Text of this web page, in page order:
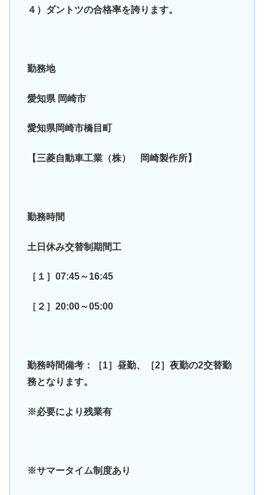
４）ダントツの合格率を誇ります。
勤務地
愛知県 岡崎市
愛知県岡崎市橋目町
【三菱自動車工業（株） 岡崎製作所】
勤務時間
土日休み交替制期間工
［１］07:45～16:45
［２］20:00～05:00
勤務時間備考：［1］昼勤、［2］夜勤の2交替勤
務となります。
※必要により残業有
※サマータイム制度あり